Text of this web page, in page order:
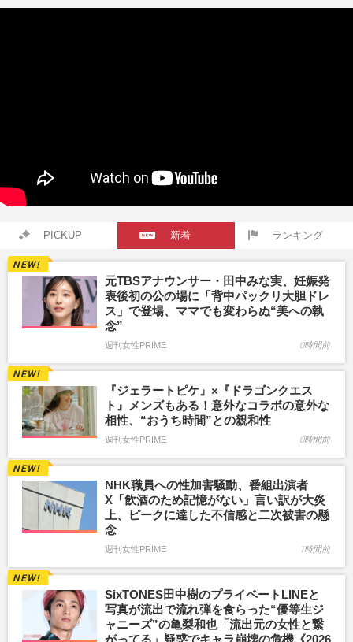
PICKUP 新着 ランキング
元TBSアナウンサー・田中みな実、妊娠発
表後初の公の場に「背中パックリ大胆ドレ
ス」で登場、ママでも変わらぬ“美への執
念”
週刊女性PRIME 0時間前
『ジェラートピケ』×『ドラゴンクエス
ト』メンズもある！意外なコラボの意外な
相性、“おうち時間”との親和性
週刊女性PRIME 0時間前
NHK職員への性加害騒動、番組出演者
X「飲酒のため記憶がない」言い訳が大炎
上、ピークに達した不信感と二次被害の懸
念
週刊女性PRIME 1時間前
SixTONES田中樹のプライベートLINEと
写真が流出で流れ弾を食らった“優等生ジ
ャニーズ”の亀梨和也「流出元の女性と繋